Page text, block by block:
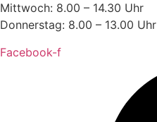
Mittwoch: 8.00 – 14.30 Uhr
Donnerstag: 8.00 – 13.00 Uhr
Facebook-f